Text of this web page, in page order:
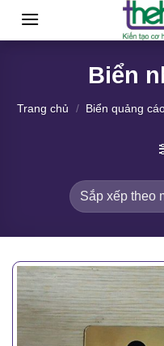
Biển
Trang chủ / Biển quảng